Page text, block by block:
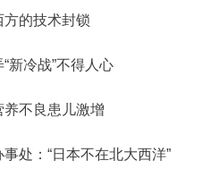
的技术封锁
新冷战”不得人心
不良患儿激增
处：“日本不在北大西洋”